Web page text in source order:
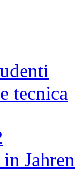
tecnica
Jahren